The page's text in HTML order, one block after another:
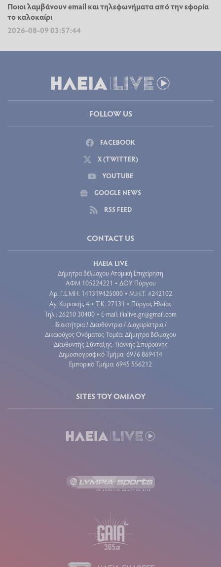
Ποιοι λαμβάνουν email και τηλεφωνήματα από την εφορία
το καλοκαίρι
2026-08-09 03:57:44
FOLLOW US
FACEBOOK
X (TWITTER)
YOUTUBE
GOOGLE NEWS
RSS FEED
CONTACT US
ΗΛΕΙΑ LIVE
Δήμητρα Βέλμαχου Ατομική Επιχείρηση
ΑΦΜ 105224221 • ΔΟΥ Πύργου
Aρ. Γ.Ε.ΜΗ. 141319425000 • Μ.Η.Τ. #242102
Αγ. Κυριακής 4 • Τ.Κ. 27131 • Πύργος Ηλείας
Τηλ.: 26210 30400 • E-mail: ilialive.gr@gmail.com
Ιδιοκτήτρια / Διευθύντρια / Διαχειρίστρια /
Δικαιούχος Ονόματος Τομέα: Δήμητρα Βέλμαχου
Διευθυντής Σύνταξης: Γιάννης Σπυρούνης
Δημοσιογραφικό Τμήμα: 6976 869414
Εμπορικό Τμήμα: 6945 556212
SITES ΤΟΥ ΟΜΙΛΟΥ